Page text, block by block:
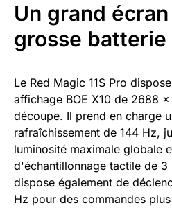
Un grand
grosse batterie
Le Red Magic 11S Pro
affichage BOE X10 de 2688
découpe. Il prend en charge
rafraîchissement de 144 Hz,
luminosité maximale globale
d'échantillonnage tactile de
dispose également de
Hz pour des commandes